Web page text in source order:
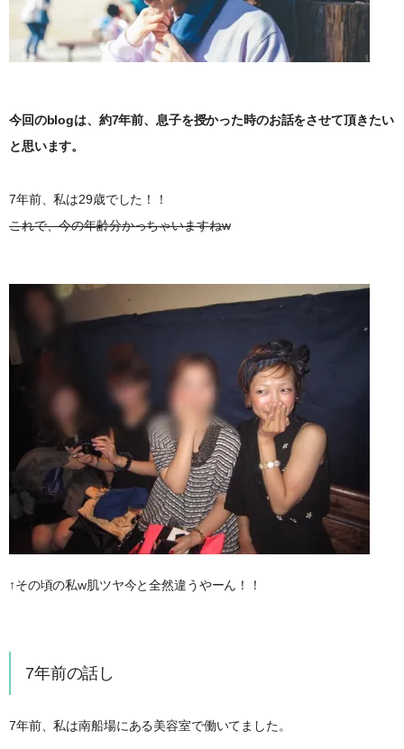
今回のblogは、約7年前、息子を授かった時のお話をさせて頂きたい
と思います。
7年前、私は29歳でした！！
これで、今の年齢分かっちゃいますねw
↑その頃の私w肌ツヤ今と全然違うやーん！！
7年前の話し
7年前、私は南船場にある美容室で働いてました。